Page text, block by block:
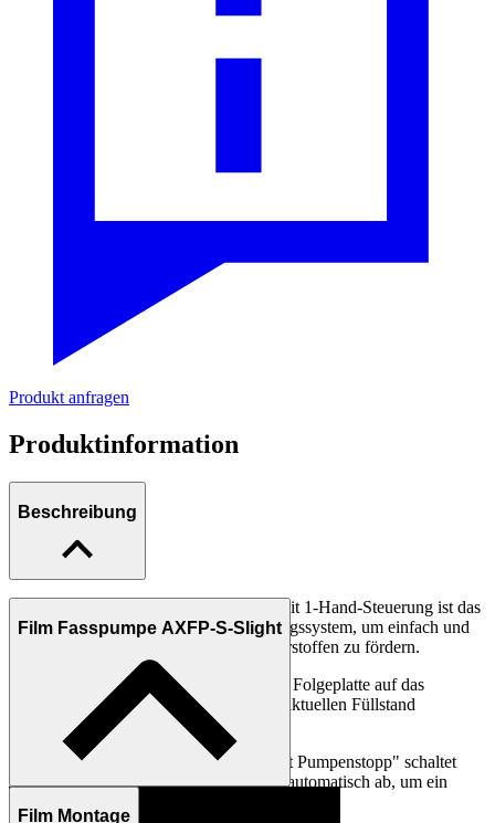
Produkt anfragen
Produktinformation
Beschreibung
Die ABNOX Fassförderpumpe Slight mit 1-Hand-Steuerung ist das
ideale und kostengünstige Fettversorgungssystem, um einfach und
schnell mittel- bis hochviskosen Schmierstoffen zu fördern.
Dank des konstanten Anpressdrucks der Folgeplatte auf das
Medium wird die Folgeplatte stets dem aktuellen Füllstand
nachgeführt.
Mit der Ausbauoption "Leermeldung mit Pumpenstopp" schaltet
sich die Pumpe bei niedrigem Füllstand automatisch ab, um ein
Film Fasspumpe AXFP-S-Slight
Film Montage